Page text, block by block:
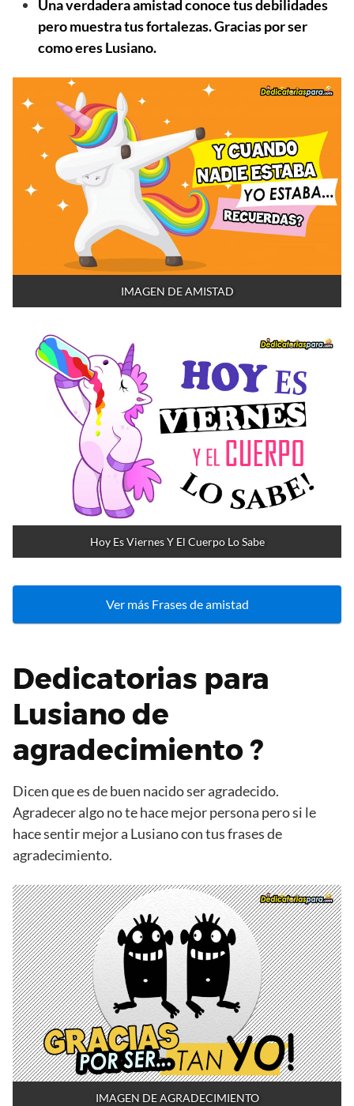
Una verdadera amistad conoce tus debilidades
pero muestra tus fortalezas. Gracias por ser
como eres Lusiano.
IMAGEN DE AMISTAD
Hoy Es Viernes Y El Cuerpo Lo Sabe
Ver más Frases de amistad
Dedicatorias para
Lusiano de
agradecimiento ?
Dicen que es de buen nacido ser agradecido.
Agradecer algo no te hace mejor persona pero si le
hace sentir mejor a Lusiano con tus frases de
agradecimiento.
IMAGEN DE AGRADECIMIENTO